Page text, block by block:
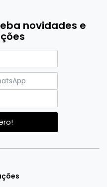
novidades e